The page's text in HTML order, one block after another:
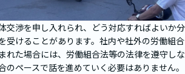
交渉を申し入れられ、どう対応すればよいか分
受けることがあります。社内や社外の労働組合
れた場合には、労働組合法等の法律を遵守しな
のペースで話を進めていく必要はありません。